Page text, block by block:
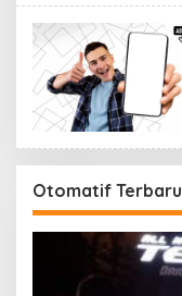
Otomatif Terbaru